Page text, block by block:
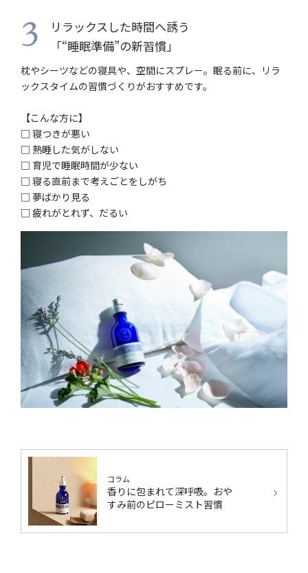
3
リラックスした時間へ誘う
「“睡眠準備”の新習慣」
枕やシーツなどの寝具や、空間にスプレー。眠る前に、リラ
ックスタイムの習慣づくりがおすすめです。
【こんな方に】
□ 寝つきが悪い
□ 熟睡した気がしない
□ 育児で睡眠時間が少ない
□ 寝る直前まで考えごとをしがち
□ 夢ばかり見る
□ 疲れがとれず、だるい
コラム
香りに包まれて深呼吸。おや
すみ前のピローミスト習慣